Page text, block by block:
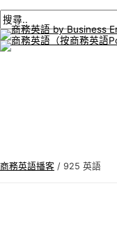
至
內
容
選
商務英語播客 / 925 英語
分
頁
商
務
英
搜
尋
: